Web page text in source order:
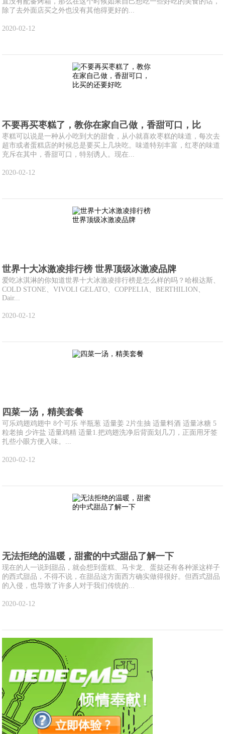
除了去外面店买之外也没有其他得更好的...
2020-02-12
不要再买枣糕了，教你在家自己做，香甜可口，比
枣糕可以说是一种从小吃到大的甜食，从小就喜欢枣糕的味道，每次去
超市或者蛋糕店的时候总是要买上几块吃。味道特别丰富，红枣的味道
充斥在其中，香甜可口，特别诱人。现在...
2020-02-12
世界十大冰激凌排行榜 世界顶级冰激凌品牌
爱吃冰淇淋的你知道世界十大冰激凌排行榜是怎么样的吗？哈根达斯、
COLD STONE、VIVOLI GELATO、COPPELIA、BERTHILION、
Dair...
2020-02-12
四菜一汤，精美套餐
可乐鸡翅鸡翅中 8个可乐 半瓶葱 适量姜 2片生抽 适量料酒 适量冰糖 5
粒老抽 少许盐 适量鸡精 适量1.把鸡翅洗净后背面划几刀，正面用牙签
扎些小眼方便入味。...
2020-02-12
无法拒绝的温暖，甜蜜的中式甜品了解一下
现在的人一说到甜品，就会想到蛋糕、马卡龙、蛋挞还有各种派这样子
的西式甜品，不得不说，在甜品这方面西方确实做得很好。但西式甜品
的入侵，也导致了许多人对于我们传统的...
2020-02-12